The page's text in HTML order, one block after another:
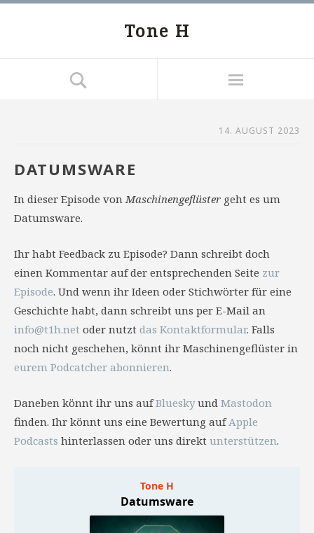
Tone H
14. AUGUST 2023
DATUMSWARE
In dieser Episode vonMaschinengeflüster geht es um
Datumsware.
Ihr habt Feedback zu Episode? Dann schreibt doch
einen Kommentar auf der entsprechenden Seite zur
Episode. Und wenn ihr Ideen oder Stichwörter für eine
Geschichte habt, dann schreibt uns per E-Mail an
info@t1h.net oder nutzt das Kontaktformular. Falls
noch nicht geschehen, könnt ihr Maschinengeflüster in
eurem Podcatcher abonnieren.
Daneben könnt ihr uns aufBlueskyund Mastodon
finden. Ihr könnt uns eine Bewertung aufApple
Podcasts hinterlassen oder uns direkt unterstützen.